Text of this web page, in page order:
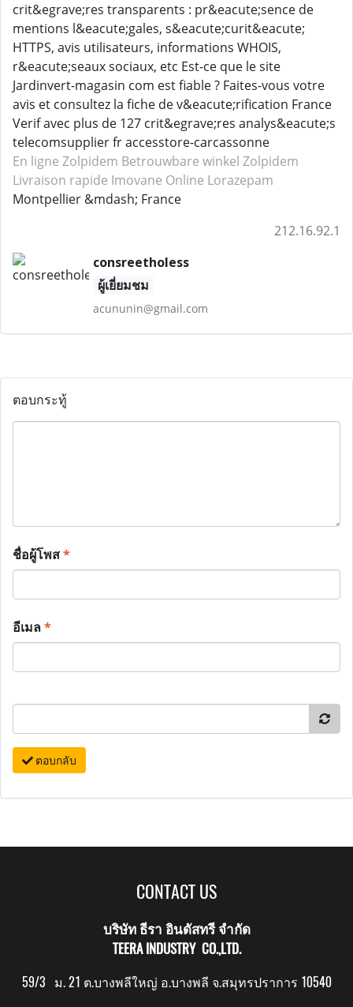
crit&egrave;res transparents : pr&eacute;sence de
mentions l&eacute;gales, s&eacute;curit&eacute;
HTTPS, avis utilisateurs, informations WHOIS,
r&eacute;seaux sociaux, etc Est-ce que le site
Jardinvert-magasin com est fiable ? Faites-vous votre
avis et consultez la fiche de v&eacute;rification France
Verif avec plus de 127 crit&egrave;res analys&eacute;s
telecomsupplier fr accesstore-carcassonne
En ligne Zolpidem Betrouwbare winkel Zolpidem
Livraison rapide Imovane Online Lorazepam
Montpellier &mdash; France
212.16.92.1
consreetholess
ผู้เยี่ยมชม
acununin@gmail.com
ตอบกระทู้
ชื่อผู้โพส*
อีเมล*
ตอบกลับ
CONTACT US
บริษัท ธีรา อินดัสทรี จำกัด
TEERA INDUSTRY CO.,LTD.
59/3 ม. 21 ต.บางพลีใหญ่ อ.บางพลี จ.สมุทรปราการ 10540